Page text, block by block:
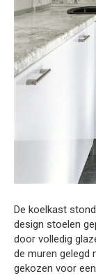
De koelkast
design stoelen
door volledig
de muren gelegd
gekozen voor